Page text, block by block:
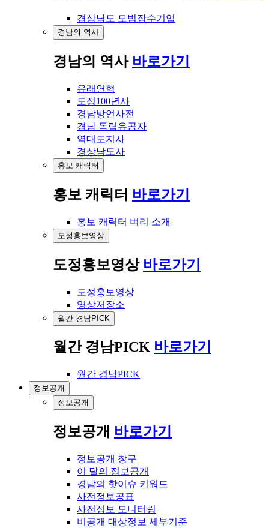
경상남도 모범장수기업
경남의 역사
경남의 역사 바로가기
유래연혁
도정100년사
경남방언사전
경남 독립유공자
역대도지사
경상남도사
홍보 캐릭터
홍보 캐릭터 바로가기
홍보 캐릭터 벼리 소개
도정홍보영상
도정홍보영상 바로가기
도정홍보영상
영상저장소
월간 경남PICK
월간 경남PICK 바로가기
월간 경남PICK
정보공개
정보공개
정보공개 바로가기
정보공개 창구
이 달의 정보공개
경남의 핫이슈 키워드
사전정보공표
사전정보 모니터링
비공개 대상정보 세부기준